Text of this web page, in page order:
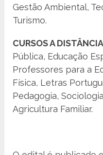
Gestão Ambiental,
Turismo.
CURSOS A
Pública, Educação
Professores para a
Física, Letras
Pedagogia,
Agricultura Familiar.